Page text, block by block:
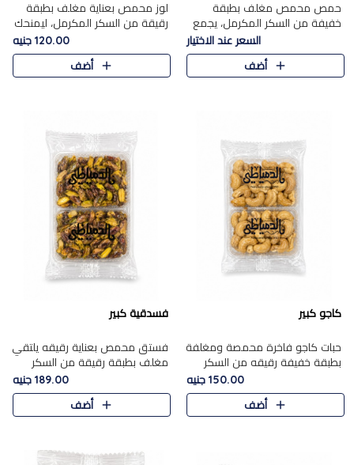
حمص محمص مغلف بطبقة
خفيفة من السكر المكرمل، يجمع
بين القرمشة المميزة والطعم
الشرقي الأصيل في واحدة من أشهر
حلويات الموسم.
السعر عند الاختيار
أضف
لوز محمص بعناية مغلف بطبقة
رقيقة من السكر المكرمل، ليمنحك
قرمشة راقية ونكهة غنية تبرز
فخامة اللوز في كل قطعة.
120.00 جنيه
أضف
كاجو كبير
حبات كاجو فاخرة محمصة ومغلفة
بطبقة خفيفة رقيقه من السكر
المكرمل، تجمع بين توازن النعومة
زبدية غنية فاخرة والقرمشة
المرضية في حلوى شرقية بطاب..
150.00 جنيه
أضف
فسدقية كبير
فستق محمص بعناية رقيقه يلتقي
مغلف بطبقة رقيقة من السكر
المكرمل، ليقدم مذاقًا فاخرًا حلوي
شرقية فاخرة ونكهة غنية ناتي تميز
كل قطعة و قوام هش
189.00 جنيه
أضف